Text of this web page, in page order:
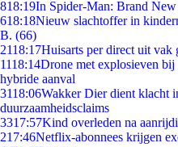
818:19In Spider-Man: Brand
618:18Nieuw slachtoffer in
B. (66)
2118:17Huisarts per direct uit vak
1118:14Drone met explosieven
hybride aanval
3118:06Wakker Dier dient klacht
duurzaamheidsclaims
3317:57Kind overleden na
217:46Netflix-abonnees krijgen